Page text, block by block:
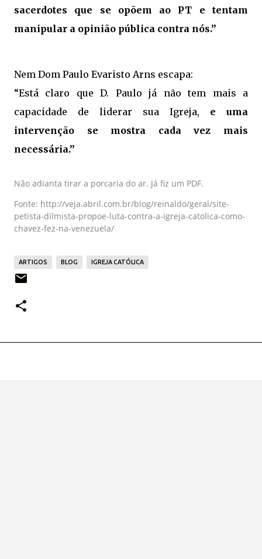
sacerdotes que se opõem ao PT e tentam
manipular a opinião pública contra nós.”
Nem Dom Paulo Evaristo Arns escapa:
“Está claro que D. Paulo já não tem mais a
capacidade de liderar sua Igreja, e uma
intervenção se mostra cada vez mais
necessária.”
Não adianta tirar a porcaria do ar. Já fiz um PDF.
Fonte: http://veja.abril.com.br/blog/reinaldo/geral/site-
petista-dilmista-propoe-luta-contra-a-igreja-catolica-como-
chavez-fez-na-venezuela/
ARTIGOS BLOG IGREJA CATÓLICA